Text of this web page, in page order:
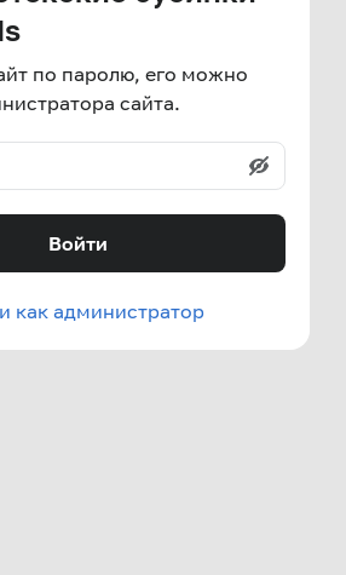
по паролю, его можно
сайта.
Войти
как администратор